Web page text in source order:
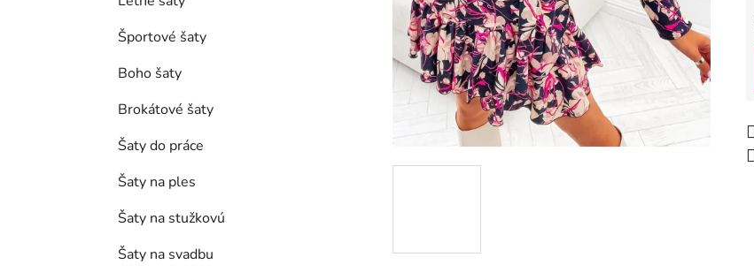
Športové šaty
Boho šaty
Brokátové šaty
Šaty do práce
Šaty na ples
Šaty na stužkovú
Šaty na svadbu